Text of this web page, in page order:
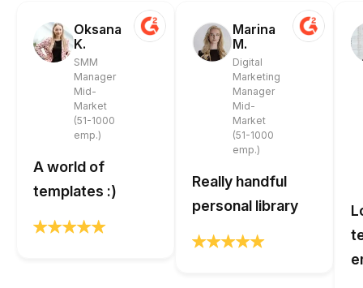
Oksana
K.
SMM
Manager
Mid-
Market
(51-1000
emp.)
A world of
templates :)
Marina
M.
Digital
Marketing
Manager
Mid-
Market
(51-1000
emp.)
Really handful
personal library